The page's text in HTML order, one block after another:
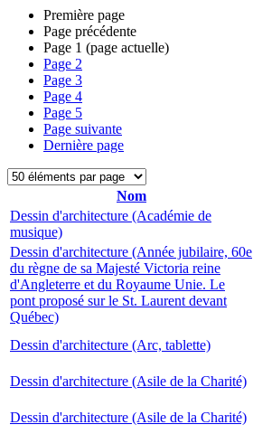
Première page
Page précédente
Page 1 (page actuelle)
Page 2
Page 3
Page 4
Page 5
Page suivante
Dernière page
Nom
Dessin d'architecture (Académie de
musique)
Dessin d'architecture (Année jubilaire, 60e
du règne de sa Majesté Victoria reine
d'Angleterre et du Royaume Unie. Le
pont proposé sur le St. Laurent devant
Québec)
Dessin d'architecture (Arc, tablette)
Dessin d'architecture (Asile de la Charité)
Dessin d'architecture (Asile de la Charité)